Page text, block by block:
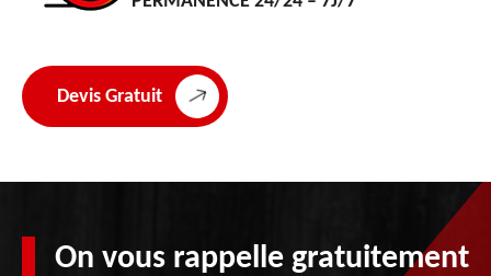
Devis Gratuit
On vous rappelle gratuitement